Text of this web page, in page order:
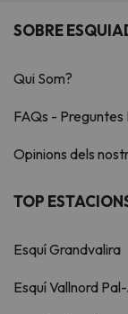
SOBRE
Qui Som?
FAQs - Preguntes
Opinions dels
TOP
Esquí Grandvalira
Esquí Vallnord